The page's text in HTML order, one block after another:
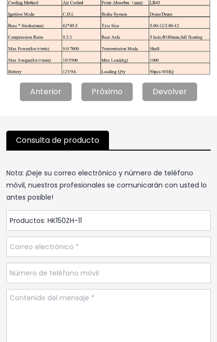
Anterior Próximo Devolver
Consulta de producto
Nota: ¡Deje su correo electrónico y número de teléfono
móvil, nuestros profesionales se comunicarán con usted lo
antes posible!